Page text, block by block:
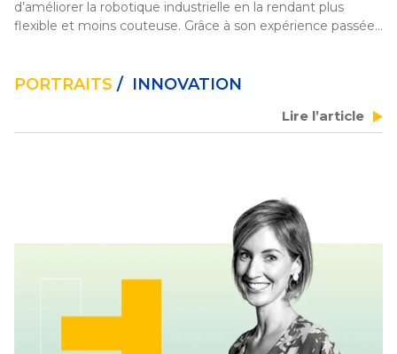
d’améliorer la robotique industrielle en la rendant plus
flexible et moins couteuse. Grâce à son expérience passée,
Founder Challenge 2024 à VivaTech.
PORTRAITS / INNOVATION
Lire l’article